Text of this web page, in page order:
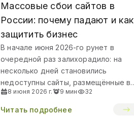
СОДЕРЖАНИЕ
принцип:
один
лендинг
,
оффер
Массовые сбои сайтов в
России: почему падают и как
защитить бизнес
В начале июня 2026-го рунет в
очередной раз залихорадило: на
несколько дней становились
недоступны сайты, размещённые в
российских дата-центрах. И это
не разовая история — похо...
8 июня 2026 г. 9 мин 32
Читать подробнее